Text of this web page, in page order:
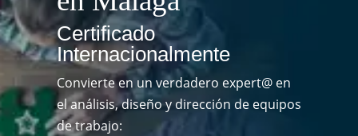
Certificado
Internacionalmente
Convierte en un verdadero expert@ en
el análisis, diseño y dirección de equipos
de trabajo: